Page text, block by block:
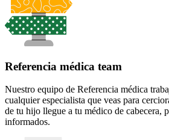
Referencia médica team
Nuestro equipo de Referencia médica
cualquier especialista que veas para
de tu hijo llegue a tu médico de cabecera,
informados.